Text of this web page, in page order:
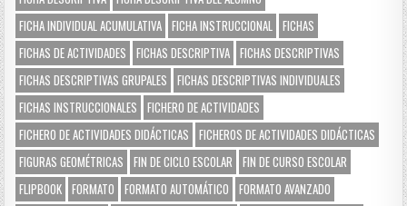
FICHA INDIVIDUAL ACUMULATIVA FICHA INSTRUCCIONAL FICHAS
FICHAS DE ACTIVIDADES
FICHAS DESCRIPTIVA FICHAS DESCRIPTIVAS
FICHAS DESCRIPTIVAS GRUPALES
FICHAS DESCRIPTIVAS INDIVIDUALES
FICHAS INSTRUCCIONALES
FICHERO DE ACTIVIDADES
FICHERO DE ACTIVIDADES DIDÁCTICAS
FICHEROS DE ACTIVIDADES DIDÁCTICAS
FIGURAS GEOMÉTRICAS
FIN DE CICLO ESCOLAR
FIN DE CURSO ESCOLAR
FLIPBOOK FORMATO FORMATO AUTOMÁTICO
FORMATO AVANZADO